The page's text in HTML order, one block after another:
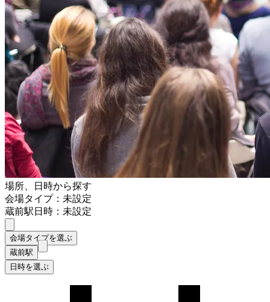
場所、日時から探す
会場タイプ：未設定
蔵前駅日時：未設定
会場タイプを選ぶ
蔵前駅
日時を選ぶ